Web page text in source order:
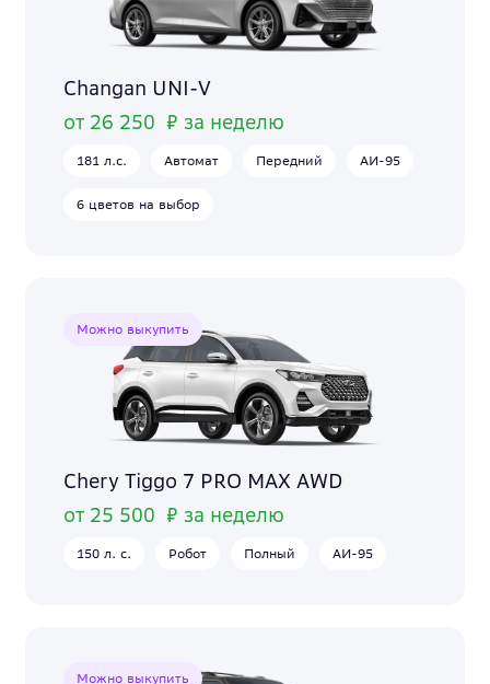
Changan UNI-V
от 26 250 ₽ за неделю
181 л.с. Автомат Передний АИ-95
6 цветов на выбор
Можно выкупить
Chery Tiggo 7 PRO MAX AWD
от 25 500 ₽ за неделю
150 л. с. Робот Полный АИ-95
Можно выкупить